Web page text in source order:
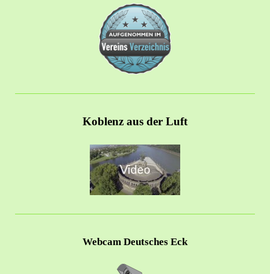
Koblenz aus der Luft
Webcam Deutsches Eck